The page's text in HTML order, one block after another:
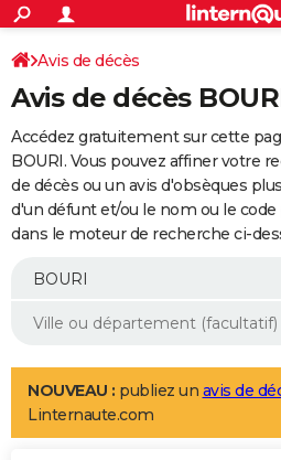
ACTUALITÉS
Politique
Société
Faits Divers
Education
Monde
Villes
+
SPORT
Coupe du monde 2026
Football
Tennis
Cyclisme
Rugby
Forum
Programme TV
TNT
Streaming
Cinéma
Sorties cinéma
Musique
+
FINANCE
Retraite
Impôts
Epargne
Immobilier
Risques naturels par ville
Banque
Assurance
Crédit
AUTO
Essais
Réserver un essai
Citadines
Berlines
SUV
Forum auto
+
Mobiles
Meilleur smartphone
Internet
Ordinateurs
Jeux vidéo
Guide high-tech
Aménagement intérieur
LIFESTYLE
Art de vivre
Bien-être
Loisirs
Mode
Modes de vie
Avis de décès
Avis de décès
Accédez gratuitement sur cette
BOURI. Vous pouvez affiner votre
de décès ou un avis d'obsèques
d'un défunt et/ou le nom ou le
dans le moteur de recherche ci-
NOUVEAU : publiez un avis de
Linternaute.com